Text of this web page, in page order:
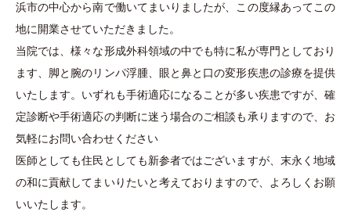
浜市の中心から南で働いてまいりましたが、この度縁あってこの
地に開業させていただきました。
当院では、様々な形成外科領域の中でも特に私が専門としており
ます、脚と腕のリンパ浮腫、眼と鼻と口の変形疾患の診療を提供
いたします。いずれも手術適応になることが多い疾患ですが、確
定診断や手術適応の判断に迷う場合のご相談も承りますので、お
気軽にお問い合わせください
医師としても住民としても新参者ではございますが、末永く地域
の和に貢献してまいりたいと考えておりますので、よろしくお願
いいたします。